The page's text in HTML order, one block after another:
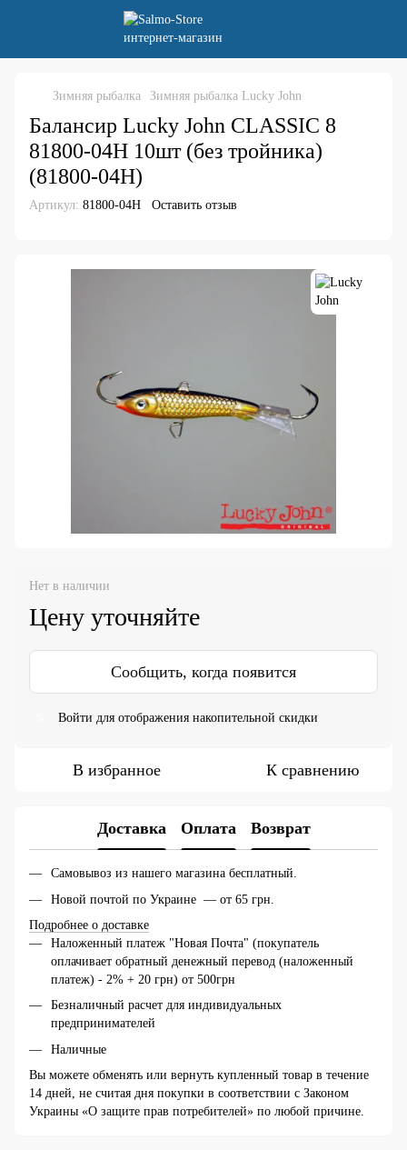
Зимняя рыбалка Зимняя рыбалка Lucky John
Балансир Lucky John CLASSIC 8
81800-04H 10шт (без тройника)
(81800-04H)
Артикул: 81800-04H Оставить отзыв
Нет в наличии
Цену уточняйте
Сообщить, когда появится
Войти для отображения накопительной скидки
В избранное К сравнению
Доставка Оплата Возврат
Самовывоз из нашего магазина бесплатный.
Новой почтой по Украине — от 65 грн.
Подробнее о доставке
Наложенный платеж "Новая Почта" (покупатель
оплачивает обратный денежный перевод (наложенный
платеж) - 2% + 20 грн) от 500грн
Безналичный расчет для индивидуальных
предпринимателей
Наличные
Вы можете обменять или вернуть купленный товар в течение
14 дней, не считая дня покупки в соответствии с Законом
Украины «О защите прав потребителей» по любой причине.